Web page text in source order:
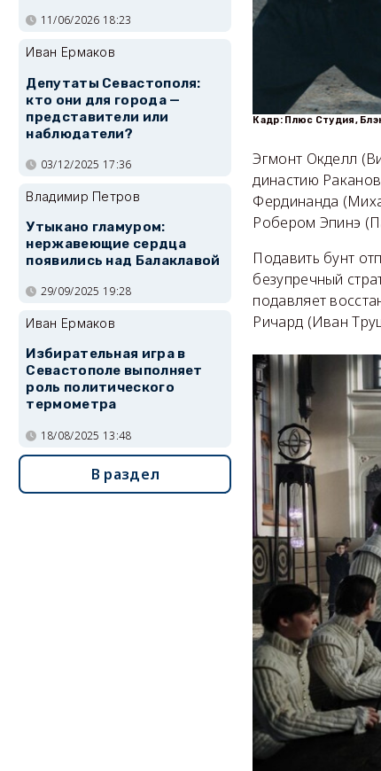
Кадр: Плюс Студия,
Эгмонт Окделл
династию
Фердинанда
Робером Эпинэ
Подавить бунт
безупречный
подавляет
Ричард (Иван
11/06/2026 18:23
Иван Ермаков
Депутаты Севастополя:
кто они для города —
представители или
наблюдатели?
03/12/2025 17:36
Владимир Петров
Утыкано гламуром:
нержавеющие сердца
появились над Балаклавой
29/09/2025 19:28
Иван Ермаков
Избирательная игра в
Севастополе выполняет
роль политического
термометра
18/08/2025 13:48
В раздел